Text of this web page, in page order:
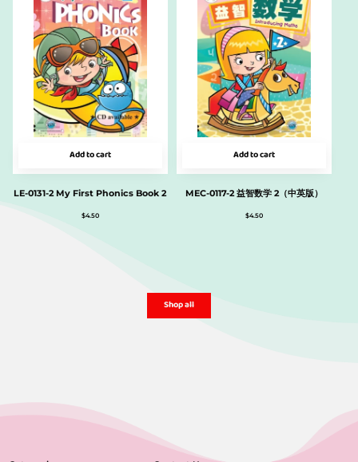
Add to cart
LE-0131-2 My First Phonics Book 2
$4.50
Add to cart
MEC-0117-2 益智数学 2（中英版）
$4.50
Shop all